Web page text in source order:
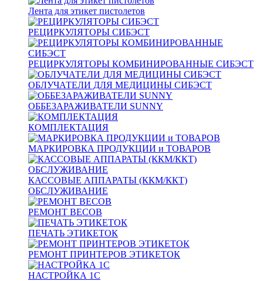
Лента для этикет пистолетов
РЕЦИРКУЛЯТОРЫ СИБЭСТ
РЕЦИРКУЛЯТОРЫ КОМБИНИРОВАННЫЕ СИБЭСТ
ОБЛУЧАТЕЛИ ДЛЯ МЕДИЦИНЫ СИБЭСТ
ОББЕЗАРАЖИВАТЕЛИ SUNNY
КОМПЛЕКТАЦИЯ
МАРКИРОВКА ПРОДУКЦИИ и ТОВАРОВ
КАССОВЫЕ АППАРАТЫ (ККМ/ККТ)
ОБСЛУЖИВАНИЕ
РЕМОНТ ВЕСОВ
ПЕЧАТЬ ЭТИКЕТОК
РЕМОНТ ПРИНТЕРОВ ЭТИКЕТОК
НАСТРОЙКА 1С